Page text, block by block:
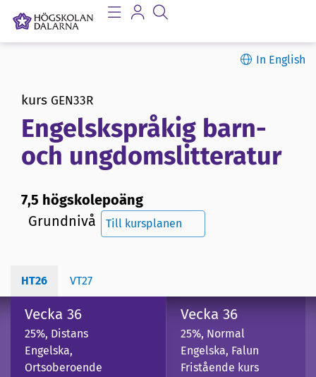
In English
kurs GEN33R
Engelskspråkig barn-
och ungdomslitteratur
7,5 högskolepoäng
Grundnivå
Till kursplanen
HT26 VT27
Vecka 36
25%, Distans
Engelska,
Ortsoberoende
Vecka 36
25%, Normal
Engelska, Falun
Fristående kurs